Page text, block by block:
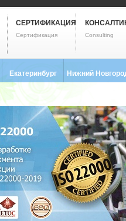
СЕРТИФИКАЦИЯ
Сертификация Consulting
Екатеринбург
8 (343) 237-2593
Нижний